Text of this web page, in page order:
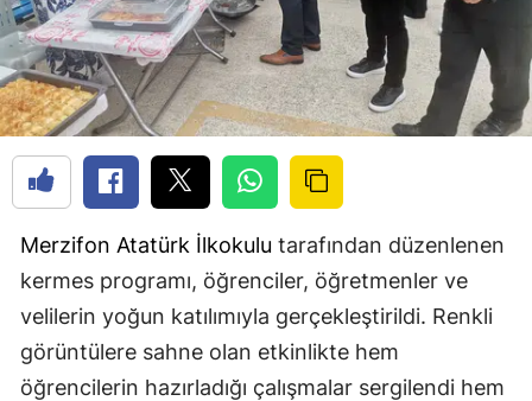
Merzifon Atatürk İlkokulu tarafından düzenlenen
kermes programı, öğrenciler, öğretmenler ve
velilerin yoğun katılımıyla gerçekleştirildi. Renkli
görüntülere sahne olan etkinlikte hem
öğrencilerin hazırladığı çalışmalar sergilendi hem